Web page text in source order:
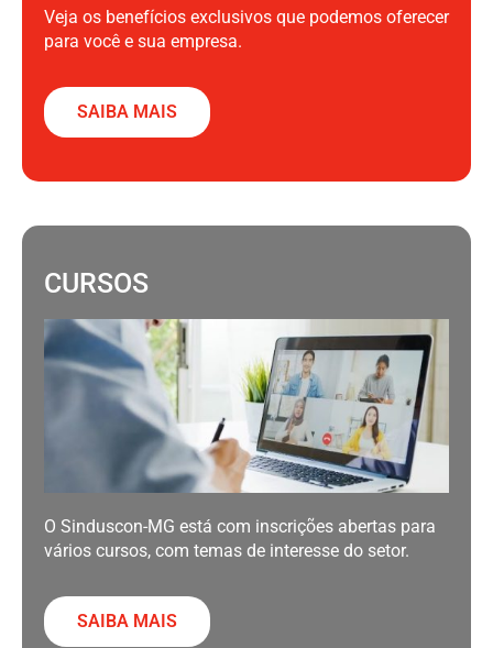
Veja os benefícios exclusivos que podemos oferecer
para você e sua empresa.
SAIBA MAIS
CURSOS
O Sinduscon-MG está com inscrições abertas para
vários cursos, com temas de interesse do setor.
SAIBA MAIS